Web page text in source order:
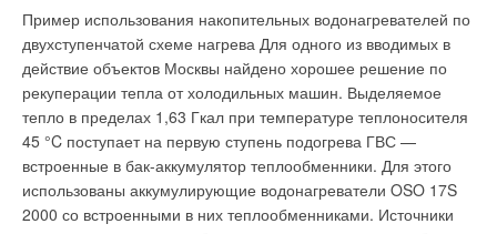
Пример использования накопительных водонагревателей по
двухступенчатой схеме нагрева Для одного из вводимых в
действие объектов Москвы найдено хорошее решение по
рекуперации тепла от холодильных машин. Выделяемое
тепло в пределах 1,63 Гкал при температуре теплоносителя
45 °C поступает на первую ступень подогрева ГВС —
встроенные в бак-аккумулятор теплообменники. Для этого
использованы аккумулирующие водонагреватели OSO 17S
2000 со встроенными в них теплообменниками. Источники
соединить котлы Luna HT Residential в каскад до 12 котлов.
BIASI
Котлы Parva Condensing обладают всеми преимуществами
инновационной технологии конденсации. Благодаря
усовершенствованному теплообменнику и экономии энергии
достигается высокий КПД в режиме отопления, а также при
приготовлении ГВС. Первичный теплообменник-конденсатор
изготовлен из нержавеющей стали, максимально устойчивой